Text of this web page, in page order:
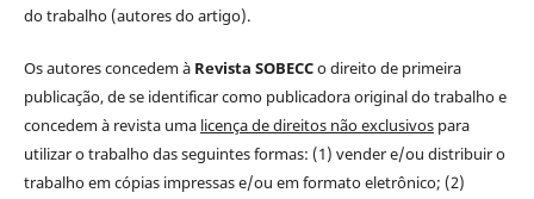
do trabalho (autores do artigo).
Os autores concedem à Revista SOBECCo direito de primeira
publicação, de se identificar como publicadora original do trabalho e
concedem à revista uma licença de direitos não exclusivospara
utilizar o trabalho das seguintes formas: (1) vender e/ou distribuir o
trabalho em cópias impressas e/ou em formato eletrônico; (2)